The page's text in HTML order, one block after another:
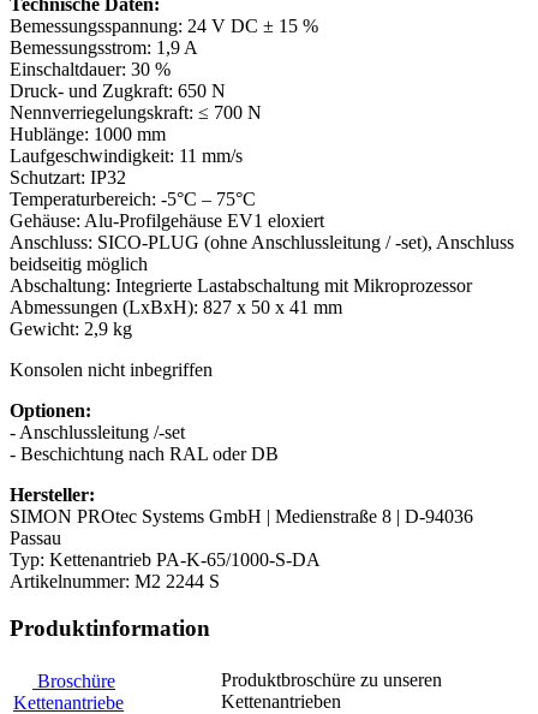
Technische Daten:
Bemessungsspannung: 24 V DC ± 15 %
Bemessungsstrom: 1,9 A
Einschaltdauer: 30 %
Druck- und Zugkraft: 650 N
Nennverriegelungskraft: ≤ 700 N
Hublänge: 1000 mm
Laufgeschwindigkeit: 11 mm/s
Schutzart: IP32
Temperaturbereich: -5°C – 75°C
Gehäuse: Alu-Profilgehäuse EV1 eloxiert
Anschluss: SICO-PLUG (ohne Anschlussleitung / -set), Anschluss
beidseitig möglich
Abschaltung: Integrierte Lastabschaltung mit Mikroprozessor
Abmessungen (LxBxH): 827 x 50 x 41 mm
Gewicht: 2,9 kg
Konsolen nicht inbegriffen
Optionen:
- Anschlussleitung /-set
- Beschichtung nach RAL oder DB
Hersteller:
SIMON PROtec Systems GmbH | Medienstraße 8 | D-94036
Passau
Typ: Kettenantrieb PA-K-65/1000-S-DA
Artikelnummer: M2 2244 S
Produktinformation
Broschüre
Kettenantriebe
Produktbroschüre zu unseren
Kettenantrieben